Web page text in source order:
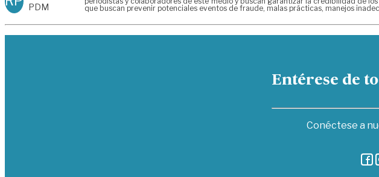
PDM
que buscan prevenir potenciales eventos de fraude, malas prácticas, manejos
Entérese de
Conéctese a